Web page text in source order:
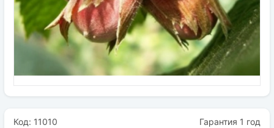
Семена
Удобрения
Код: 11010 Гарантия 1 год